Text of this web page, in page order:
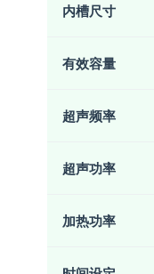
内槽尺寸
有效容量
超声频率
超声功率
加热功率